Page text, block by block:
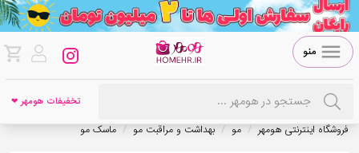
منو
تخفیفات هومهر ❤
فروشگاه اینترنتی هومهر / مو / بهداشت و مراقبت مو / ماسک مو